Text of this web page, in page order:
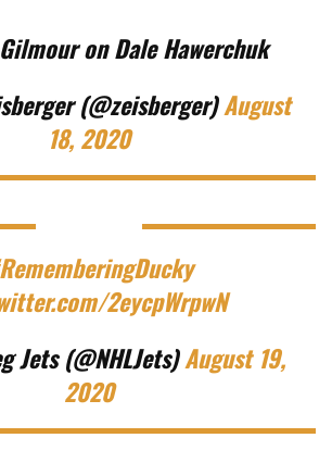
on Dale Hawerchuk
(@zeisberger)August
18, 2020
2eycpWrpwN
Jets (@NHLJets)August 19,
2020